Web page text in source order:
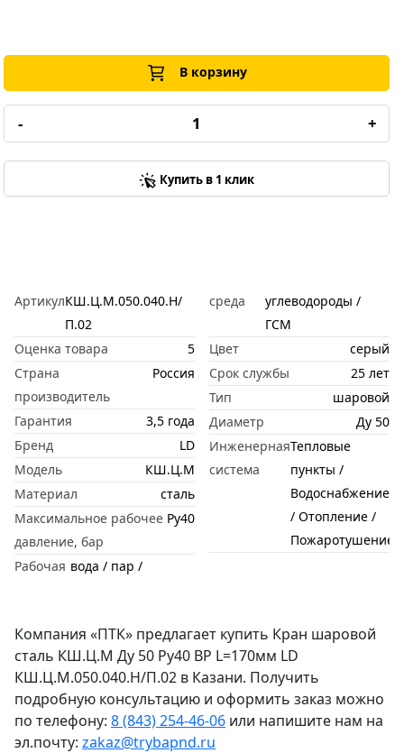
В корзину
- +
Купить в 1 клик
АртикулКШ.Ц.М.050.040.Н/
П.02
Оценка товара
5
Страна
производитель
Россия
Гарантия
3,5 года
Бренд
LD
Модель
КШ.Ц.М
Материал
сталь
Максимальное рабочее
давление, бар
Ру40
Рабочая
среда
вода / пар /
углеводороды /
ГСМ
Цвет
серый
Срок службы
25 лет
Тип
шаровой
Диаметр
Ду 50
Инженерная
система
Тепловые
пункты /
Водоснабжение
/ Отопление /
Пожаротушение
Компания «ПТК» предлагает купить Кран шаровой
сталь КШ.Ц.М Ду 50 Ру40 ВР L=170мм LD
КШ.Ц.М.050.040.Н/П.02 в Казани. Получить
подробную консультацию и оформить заказ можно
по телефону: 8 (843) 254-46-06 или напишите нам на
эл.почту: zakaz@trybapnd.ru